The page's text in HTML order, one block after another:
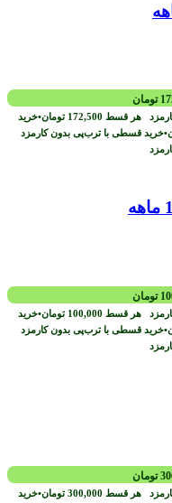
1,970,000 تومانتومان
هر قسط 172,500 تومان•خرید
•خرید قسطی با ترب‌پی بدون کارمزد
تومان
تومان
هر قسط 100,000 تومان•خرید
•خرید قسطی با ترب‌پی بدون کارمزد
تومان
هر قسط 300,000 تومان•خرید